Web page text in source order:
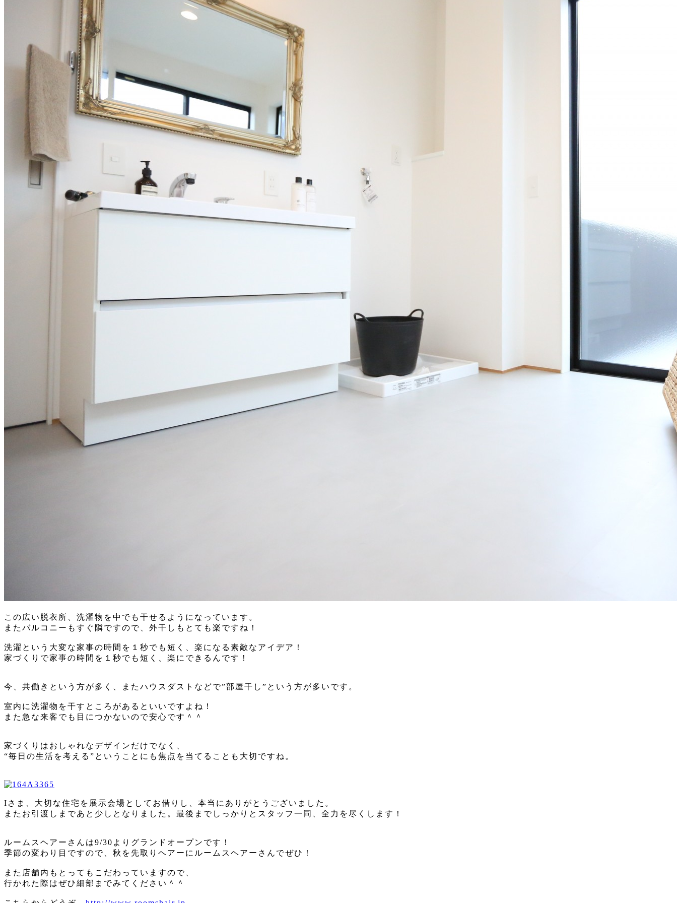
この広い脱衣所、洗濯物を中でも干せるようになっています。
またバルコニーもすぐ隣ですので、外干しもとても楽ですね！
洗濯という大変な家事の時間を１秒でも短く、楽になる素敵なアイデア！
家づくりで家事の時間を１秒でも短く、楽にできるんです！
今、共働きという方が多く、またハウスダストなどで”部屋干し”という方が多いです。
室内に洗濯物を干すところがあるといいですよね！
また急な来客でも目につかないので安心です＾＾
家づくりはおしゃれなデザインだけでなく、
“毎日の生活を考える”ということにも焦点を当てることも大切ですね。
Iさま、大切な住宅を展示会場としてお借りし、本当にありがとうございました。
またお引渡しまであと少しとなりました。最後までしっかりとスタッフ一同、全力を尽くします！
ルームスヘアーさんは9/30よりグランドオープンです！
季節の変わり目ですので、秋を先取りヘアーにルームスヘアーさんでぜひ！
また店舗内もとってもこだわっていますので、
行かれた際はぜひ細部までみてください＾＾